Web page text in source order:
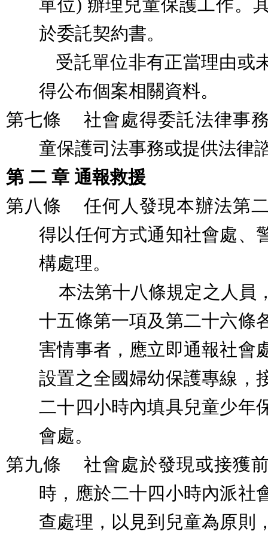
單位) 辦理兒童保護工作。
於委託契約書。
受託單位非有正當理由或
得公布個案相關資料。
第七條
社會處得委託法律事
童保護司法事務或提供法律
第 二 章 通報救援
第八條
任何人發現本辦法第
得以任何方式通知社會處、
構處理。
本法第十八條規定之人員
十五條第一項及第二十六條
害情事者，應立即通報社會
設置之全國婦幼保護專線，
二十四小時內填具兒童少年
會處。
第九條
社會處於發現或接獲
時，應於二十四小時內派社
查處理，以見到兒童為原則